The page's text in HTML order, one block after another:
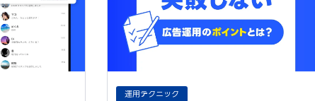
運用テクニック